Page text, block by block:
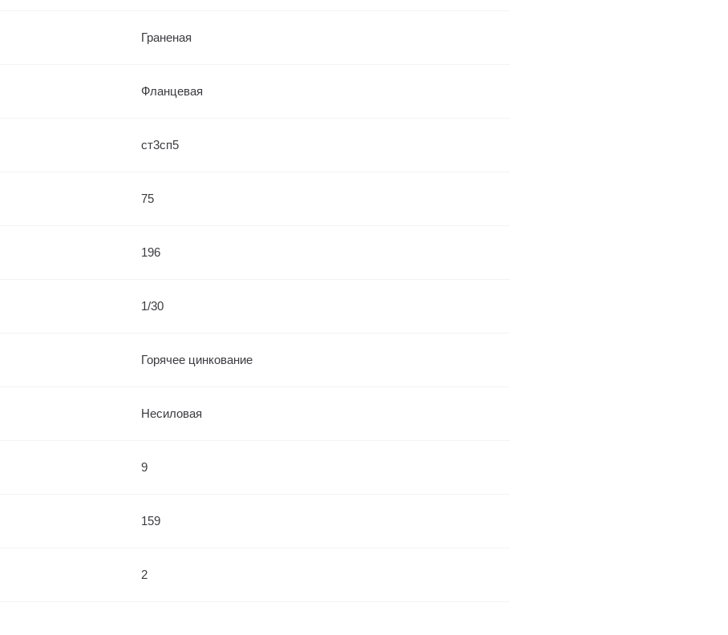
Граненая
Фланцевая
ст3сп5
75
196
1/30
Горячее цинкование
Несиловая
9
159
2